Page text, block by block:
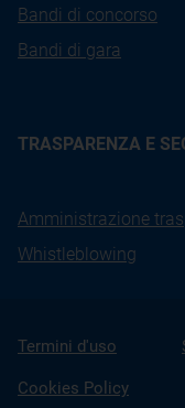
Bandi di concorso
Bandi di gara
TRASPARENZA E
Amministrazione
Whistleblowing
Termini d'uso
Cookies Policy